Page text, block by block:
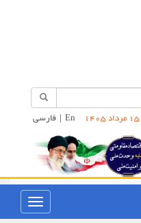
En
| فارسی